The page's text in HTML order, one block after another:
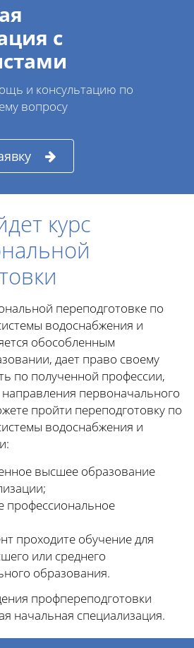
с
и консультацию по
вопросу
курс
переподготовке по
водоснабжения и
обособленным
дает право своему
по полученной профессии,
первоначального
пройти переподготовку по
водоснабжения и
высшее образование
профессиональное
проходите обучение для
или среднего
образования.
профпереподготовки
начальная специализация.